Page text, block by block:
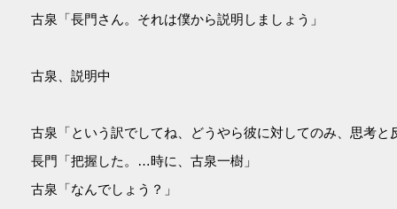
古泉「長門さん。それは僕から説明しましょう」
古泉、説明中
古泉「という訳でしてね、どうやら彼に対してのみ、思考と
長門「把握した。…時に、古泉一樹」
古泉「なんでしょう？」